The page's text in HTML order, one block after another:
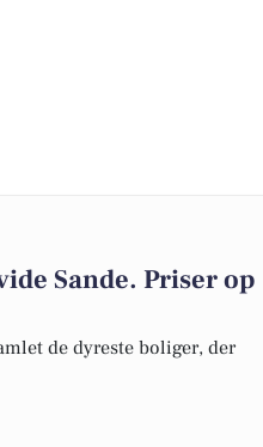
Sande. Priser op
de dyreste boliger, der